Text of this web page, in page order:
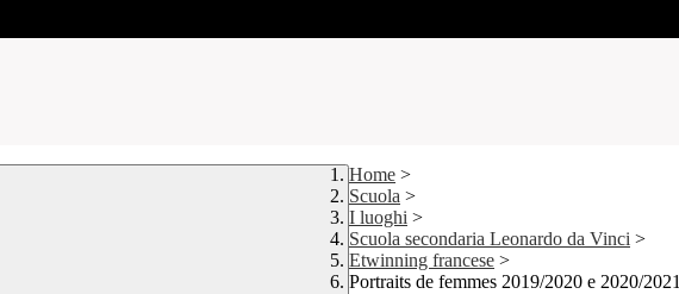
Home >
Scuola >
I luoghi >
Scuola secondaria Leonardo da Vinci >
Etwinning francese >
Portraits de femmes 2019/2020 e 2020/2021